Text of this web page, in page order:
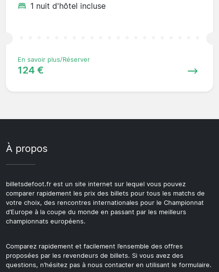
1 nuit d'hôtel incluse
En savoir plus/Réserver
124 €
À propos
billetsdefoot.fr est un site internet sur lequel vous pouvez
comparer rapidement les prix des billets pour tous les matchs de
votre choix, des rencontres internationales pour le Championnat
d’Europe à la coupe du monde en passant par les meilleurs
championnats européens.
Comparez rapidement et facilement l’ensemble des offres
proposées par les revendeurs de billets. Si vous avez des
questions, n’hésitez pas à nous contacter en utilisant le formulaire.